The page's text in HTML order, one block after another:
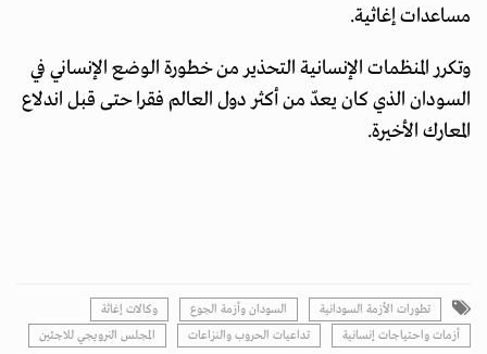
مساعدات إغاثية.
وتكرر المنظمات الإنسانية التحذير من خطورة الوضع الإنساني في
السودان الذي كان يعدّ من أكثر دول العالم فقرا حتى قبل اندلاع
المعارك الأخيرة.
تطورات الأزمة السودانية السودان وأزمة الجوع
وكالات إغاثة
أزمات واحتياجات إنسانية
تداعيات الحروب والنزاعات المجلس النرويجي للاجئين